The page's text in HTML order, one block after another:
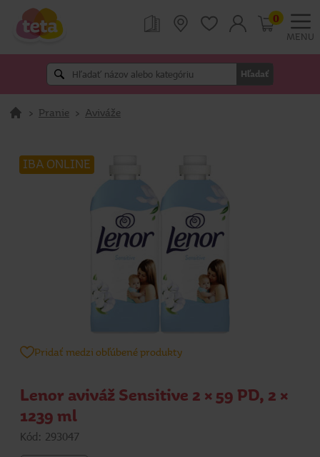
MENU
Hľadať
0
> Pranie > Aviváže
IBA ONLINE
Pridať medzi obľúbené produkty
Lenor aviváž Sensitive 2 × 59 PD, 2 ×
1239 ml
Kód: 293047